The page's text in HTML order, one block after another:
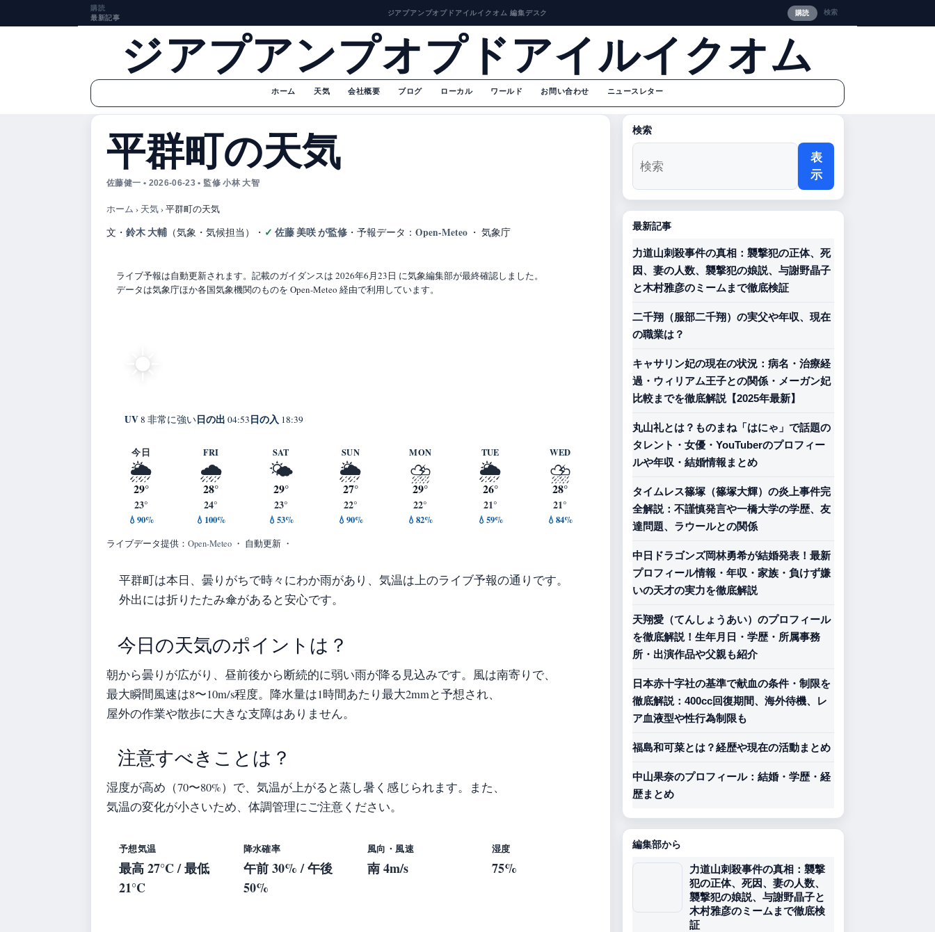
購読
最新記事
ジアプアンプオプドアイルイクオム 編集デスク 購読 検索
ジアプアンプオプドアイルイクオム
ホーム 天気 会社概要 ブログ ローカル ワールド お問い合わせ ニュースレター
平群町の天気
佐藤健一 • 2026-06-23 • 監修 小林 大智
ホーム › 天気›平群町の天気
文・ 鈴木 大輔 （気象・気候担当） ・ 佐藤 美咲 が監修 ・ 予報データ： Open-Meteo ・ 気象庁
ライブ予報は自動更新されます。記載のガイダンスは 2026年6月23日 に気象編集部が最終確認しました。
データは気象庁ほか各国気象機関のものを Open-Meteo 経由で利用しています。
☀️
UV8 非常に強い日の出 04:53日の入 18:39
今日
🌦️
29°
23°
💧90%
FRI
🌧️
28°
24°
💧100%
SAT
🌤️
29°
23°
💧53%
SUN
🌦️
27°
22°
💧90%
MON
⛈️
29°
22°
💧82%
TUE
🌦️
26°
21°
💧59%
WED
⛈️
28°
21°
💧84%
ライブデータ提供： Open-Meteo ・ 自動更新 ・
平群町は本日、曇りがちで時々にわか雨があり、気温は上のライブ予報の通りです。
外出には折りたたみ傘があると安心です。
今日の天気のポイントは？
朝から曇りが広がり、昼前後から断続的に弱い雨が降る見込みです。風は南寄りで、
最大瞬間風速は8〜10m/s程度。降水量は1時間あたり最大2mmと予想され、
屋外の作業や散歩に大きな支障はありません。
注意すべきことは？
湿度が高め（70〜80%）で、気温が上がると蒸し暑く感じられます。また、
気温の変化が小さいため、体調管理にご注意ください。
予想気温
最高 27°C / 最低
21°C
降水確率
午前 30% / 午後
50%
風向・風速
南 4m/s
湿度
75%
検索
表
示
最新記事
力道山刺殺事件の真相：襲撃犯の正体、死
因、妻の人数、襲撃犯の娘説、与謝野晶子
と木村雅彦のミームまで徹底検証
二千翔（服部二千翔）の実父や年収、現在
の職業は？
キャサリン妃の現在の状況：病名・治療経
過・ウィリアム王子との関係・メーガン妃
比較までを徹底解説【2025年最新】
丸山礼とは？ものまね「はにゃ」で話題の
タレント・女優・YouTuberのプロフィー
ルや年収・結婚情報まとめ
タイムレス篠塚（篠塚大輝）の炎上事件完
全解説：不謹慎発言や一橋大学の学歴、友
達問題、ラウールとの関係
中日ドラゴンズ岡林勇希が結婚発表！最新
プロフィール情報・年収・家族・負けず嫌
いの天才の実力を徹底解説
天翔愛（てんしょうあい）のプロフィール
を徹底解説！生年月日・学歴・所属事務
所・出演作品や父親も紹介
日本赤十字社の基準で献血の条件・制限を
徹底解説：400cc回復期間、海外待機、レ
ア血液型や性行為制限も
福島和可菜とは？経歴や現在の活動まとめ
中山果奈のプロフィール：結婚・学歴・経
歴まとめ
編集部から
力道山刺殺事件の真相：襲撃
犯の正体、死因、妻の人数、
襲撃犯の娘説、与謝野晶子と
木村雅彦のミームまで徹底検
証